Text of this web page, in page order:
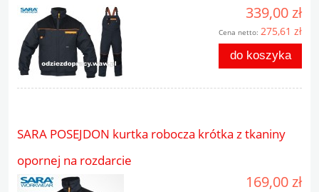
339,00 zł
Cena netto: 275,61 zł
do koszyka
SARA POSEJDON kurtka robocza krótka z tkaniny
opornej na rozdarcie
169,00 zł